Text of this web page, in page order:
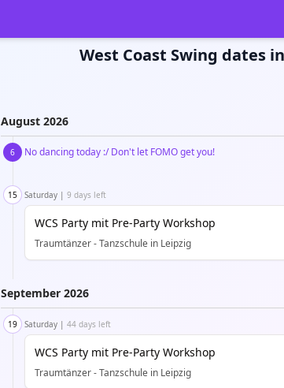
West Coast Swing dates in
August 2026
6 No dancing today :/ Don't let FOMO get you!
15 Saturday | 9 days left
WCS Party mit Pre-Party Workshop
Traumtänzer - Tanzschule in Leipzig
September 2026
19 Saturday | 44 days left
WCS Party mit Pre-Party Workshop
Traumtänzer - Tanzschule in Leipzig